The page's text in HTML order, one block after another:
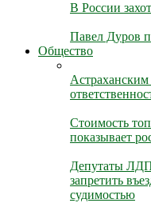
В России
Павел Дуров
Общество
Стоимость
показывает
Депутаты
запретить
судимостью